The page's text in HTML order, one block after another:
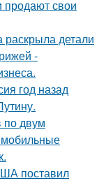
продают свои
детали
-
год назад
по двум
поставил